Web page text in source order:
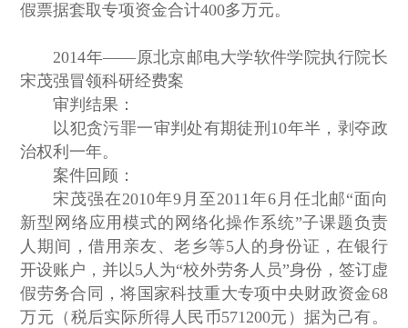
假票据套取专项资金合计400多万元。
2014年——原北京邮电大学软件学院执行院长
宋茂强冒领科研经费案
审判结果：
以犯贪污罪一审判处有期徒刑10年半，剥夺政
治权利一年。
案件回顾：
宋茂强在2010年9月至2011年6月任北邮“面向
新型网络应用模式的网络化操作系统”子课题负责
人期间，借用亲友、老乡等5人的身份证，在银行
开设账户，并以5人为“校外劳务人员”身份，签订虚
假劳务合同，将国家科技重大专项中央财政资金68
万元（税后实际所得人民币571200元）据为己有。